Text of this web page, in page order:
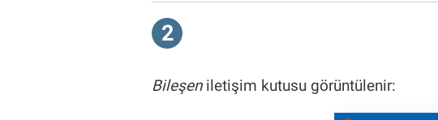
2
Bileşeniletişim kutusu görüntülenir: